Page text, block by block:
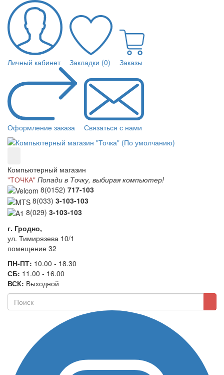
Личный кабинет Закладки (0) Заказы
Оформление заказа Связаться с нами
Компьютерный магазин
"TОЧКА" Попади в Точку, выбирая компьютер!
8(0152) 717-103
8(033) 3-103-103
8(029) 3-103-103
г. Гродно,
ул. Тимирязева 10/1
помещение 32
ПН-ПТ: 10.00 - 18.30
СБ: 11.00 - 16.00
ВСК: Выходной